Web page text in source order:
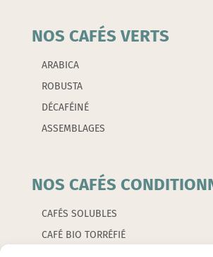
NOS CAFÉS VERTS
ARABICA
ROBUSTA
DÉCAFÉINÉ
ASSEMBLAGES
NOS CAFÉS
CAFÉS SOLUBLES
CAFÉ BIO TORRÉFIÉ